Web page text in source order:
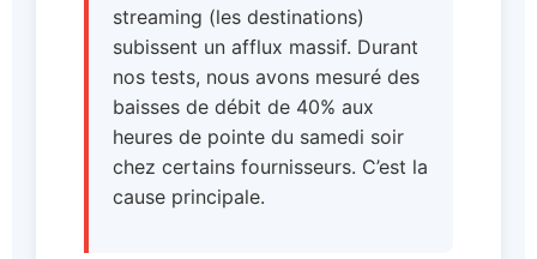
streaming (les destinations)
subissent un afflux massif. Durant
nos tests, nous avons mesuré des
baisses de débit de 40% aux
heures de pointe du samedi soir
chez certains fournisseurs. C’est la
cause principale.